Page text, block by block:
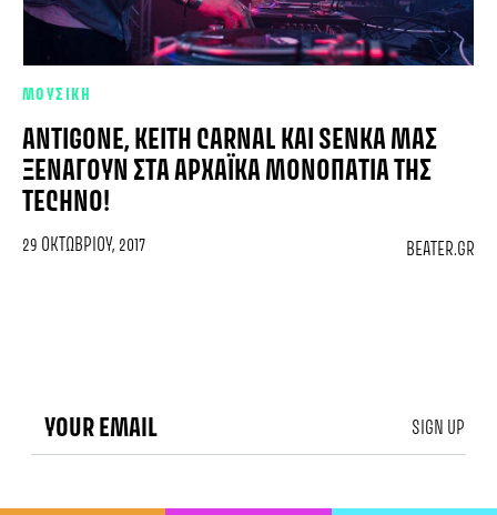
ΜΟΥΣΙΚΗ
ANTIGONE, KEITH CARNAL ΚΑΙ SENKA ΜΑΣ
ΞΕΝΑΓΟΎΝ ΣΤΑ ΑΡΧΑΪΚΆ ΜΟΝΟΠΆΤΙΑ ΤΗΣ
TECHNO!
29 ΟΚΤΩΒΡΊΟΥ, 2017 BEATER.GR
SIGN UP